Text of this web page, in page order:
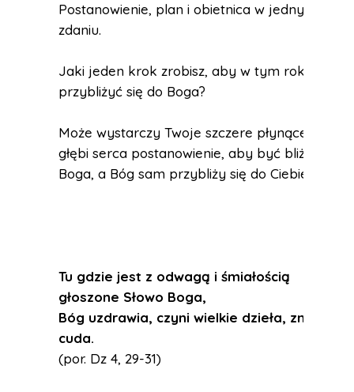
Postanowienie, plan i obietnica w jednym
zdaniu.
Jaki jeden krok zrobisz, aby w tym roku
przybliżyć się do Boga?
Może wystarczy Twoje szczere płynące z
głębi serca postanowienie, aby być bliżej
Boga, a Bóg sam przybliży się do Ciebie.
Tu gdzie jest z odwagą i śmiałością
głoszone Słowo Boga,
Bóg uzdrawia, czyni wielkie dzieła, znaki i
cuda.
(por. Dz 4, 29-31)